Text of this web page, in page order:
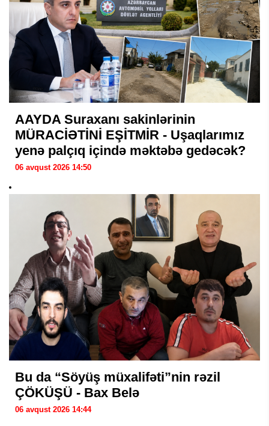
AAYDA Suraxanı sakinlərinin
MÜRACİƏTİNİ EŞİTMİR - Uşaqlarımız
yenə palçıq içində məktəbə gedəcək?
06 avqust 2026 14:50
Bu da “Söyüş müxalifəti”nin rəzil
ÇÖKÜŞÜ - Bax Belə
06 avqust 2026 14:44